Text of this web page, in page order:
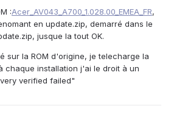
:Acer_AV043_A700_1.028.00_EMEA_FR,
en update.zip, demarré dans le
jusque la tout OK.
sur la ROM d'origine, je telecharge la
chaque installation j'ai le droit à un
verified failed"